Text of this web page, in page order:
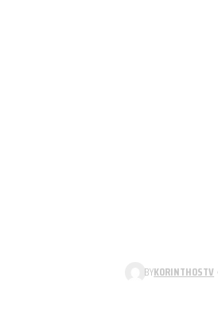
BYKORINTHOSTV